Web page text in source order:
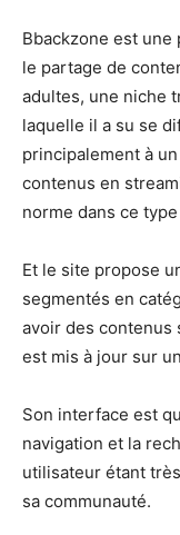
Bbackzone est
le partage de
adultes, une niche
laquelle il a su se
principalement à
contenus en
norme dans ce
Et le site propose
segmentés en
avoir des contenus
est mis à jour sur
Son interface est
navigation et la
utilisateur étant
sa communauté.